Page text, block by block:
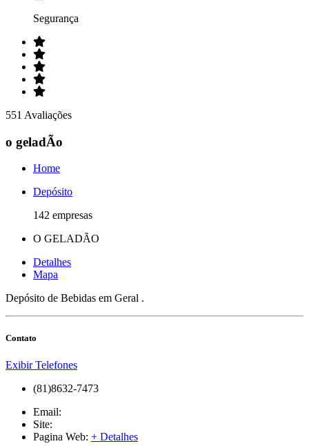
Segurança
551 Avaliações
o geladÃo
Home
Depósito
142 empresas
O GELADÃO
Detalhes
Mapa
Depósito de Bebidas em Geral .
Contato
Exibir Telefones
(81)8632-7473
Email:
Site:
Pagina Web: + Detalhes